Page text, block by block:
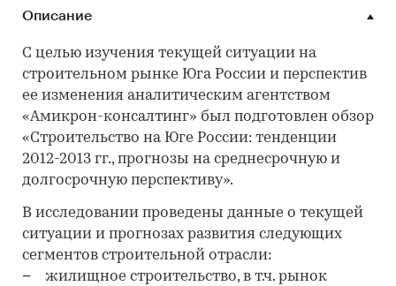
Описание
С целью изучения текущей ситуации на
строительном рынке Юга России и перспектив
ее изменения аналитическим агентством
«Амикрон-консалтинг» был подготовлен обзор
«Строительство на Юге России: тенденции
2012-2013 гг., прогнозы на среднесрочную и
долгосрочную перспективу».
В исследовании проведены данные о текущей
ситуации и прогнозах развития следующих
сегментов строительной отрасли:
− жилищное строительство, в т.ч. рынок